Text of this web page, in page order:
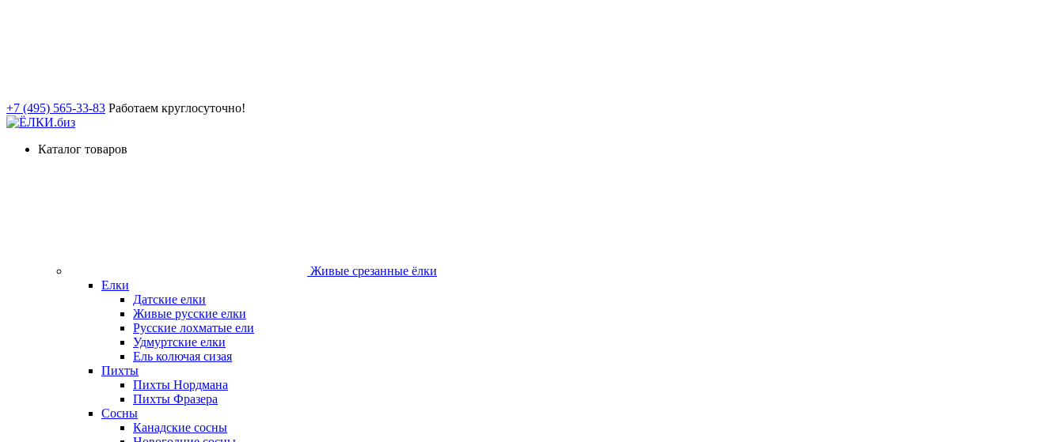
+7 (495) 565-33-83 Работаем круглосуточно!
Каталог товаров
Живые срезанные ёлки
Елки
Датские елки
Живые русские елки
Русские лохматые ели
Удмуртские елки
Ель колючая сизая
Пихты
Пихты Нордмана
Пихты Фразера
Сосны
Канадские сосны